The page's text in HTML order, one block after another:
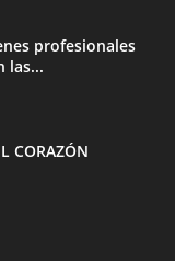
profesionales
las...
CORAZÓN